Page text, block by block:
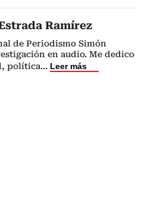
Ramírez
de Periodismo Simón
en audio. Me dedico
política... Leer más